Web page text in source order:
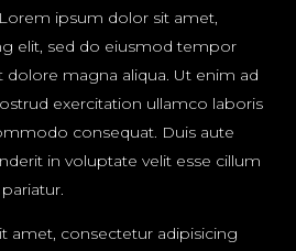
ipsum dolor sit amet,
elit, sed do eiusmod tempor
magna aliqua. Ut enim ad
exercitation ullamco laboris
consequat. Duis aute
in voluptate velit esse cillum
amet, consectetur adipisicing